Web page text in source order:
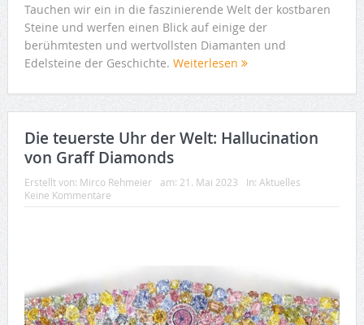
Tauchen wir ein in die faszinierende Welt der kostbaren
Steine und werfen einen Blick auf einige der
berühmtesten und wertvollsten Diamanten und
Edelsteine der Geschichte. Weiterlesen
Die teuerste Uhr der Welt: Hallucination
von Graff Diamonds
Erstellt von: Mirco Rehmeier am: 21. Mai 2023 In: Aktuelles
Keine Kommentare